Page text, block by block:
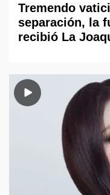
Tremendo
separación, la
recibió La